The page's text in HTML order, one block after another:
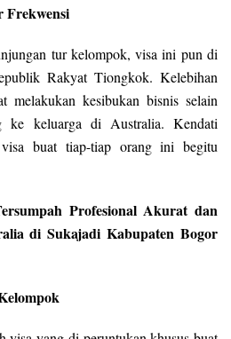
Frekwensi
tur kelompok, visa ini pun di
Rakyat Tiongkok. Kelebihan
melakukan kesibukan bisnis selain
ke keluarga di Australia. Kendati
buat tiap-tiap orang ini begitu
Profesional Akurat dan
di Sukajadi Kabupaten Bogor